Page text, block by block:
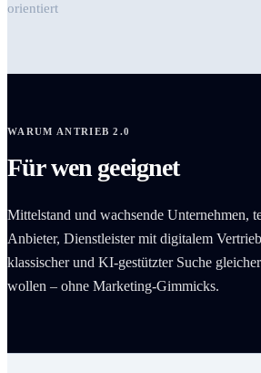
orientiert
WARUM ANTRIEB 2.0
Für wen geeignet
Mittelstand und wachsende Unternehmen,
Anbieter, Dienstleister mit digitalem
klassischer und KI-gestützter Suche
wollen – ohne Marketing-Gimmicks.